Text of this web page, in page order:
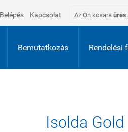
Belépés Kapcsolat Az Ön kosara üres.
Bemutatkozás Rendelési
Isolda